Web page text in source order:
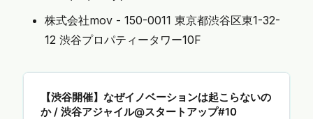
株式会社mov - 150-0011 東京都渋谷区東1-32-
12 渋谷プロパティータワー10F
【渋谷開催】なぜイノベーションは起こらないの
か / 渋谷アジャイル@スタートアップ#10